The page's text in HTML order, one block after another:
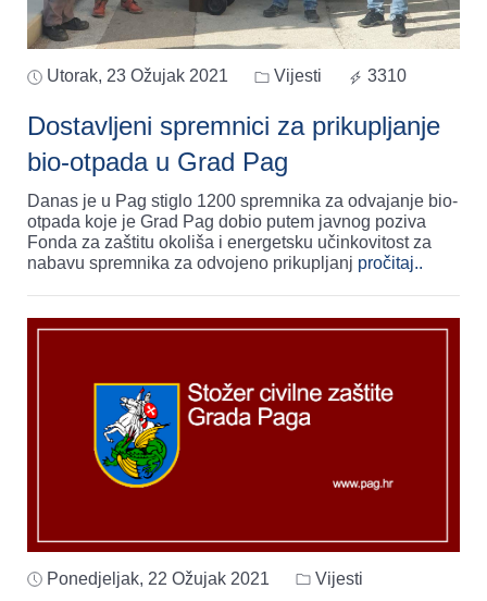
Utorak, 23 Ožujak 2021 Vijesti 3310
Dostavljeni spremnici za prikupljanje
bio-otpada u Grad Pag
Danas je u Pag stiglo 1200 spremnika za odvajanje bio-
otpada koje je Grad Pag dobio putem javnog poziva
Fonda za zaštitu okoliša i energetsku učinkovitost za
nabavu spremnika za odvojeno prikupljanj pročitaj..
Ponedjeljak, 22 Ožujak 2021 Vijesti